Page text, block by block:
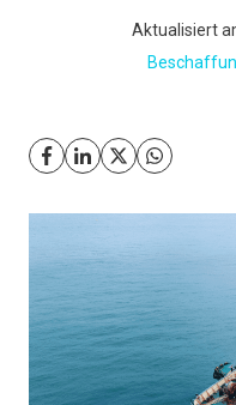
Aktualisiert